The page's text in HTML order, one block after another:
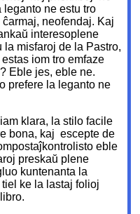
leganto ne estu tro
neofendaj. Kaj
interesoplene
la misfaroj de la Pastro,
iom tro emfaze
Eble jes, eble ne.
prefere la leganto ne
klara, la stilo facile
bona, kaj ­ escepte de
eble
preskaŭ plene
kuntenanta la
ke la lastaj folioj